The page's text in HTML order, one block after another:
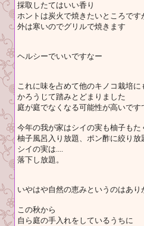
採取したてはいい香り
ホントは炭火で焼きたいところです
外は寒いのでグリルで焼きます
ヘルシーでいいですなー
これに味を占めて他のキノコ栽培
かろうじて踏みとどまりました
庭が庭でなくなる可能性が高いです
今年の我が家はシイの実も柚子もた
柚子風呂入り放題、ポン酢に絞り放
シイの実は....
落下し放題。
いやはや自然の恵みというのはあり
この秋から
自ら庭の手入れをしているうちに